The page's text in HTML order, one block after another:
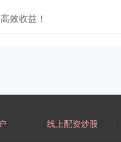
效收益！
线上配资炒股